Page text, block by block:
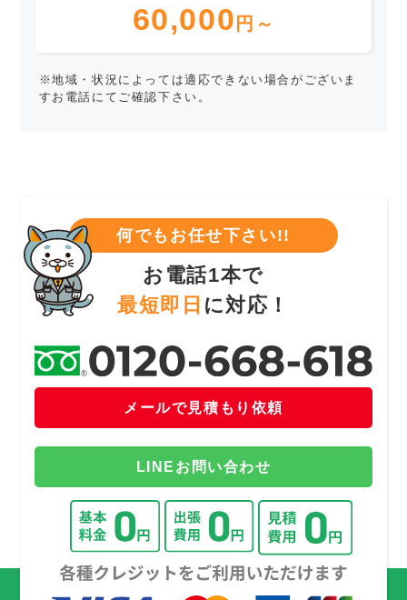
60,000 円～
※地域・状況によっては適応できない場合がございま
すお電話にてご確認下さい。
何でもお任せ下さい!!
お電話1本で
最短即日 に対応！
メールで見積もり依頼
LINEお問い合わせ